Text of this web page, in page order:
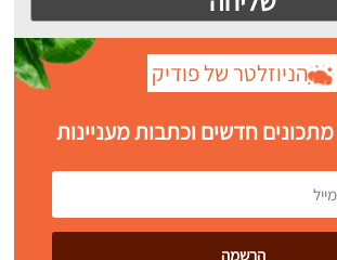
הניוזלטר של פודיק
חדשים וכתבות מעניינות